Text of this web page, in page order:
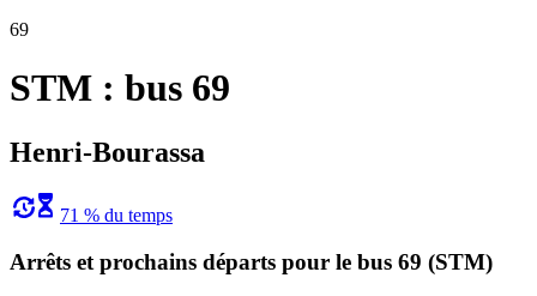
69
STM : bus 69
Henri-Bourassa
71 % du temps
Arrêts et prochains départs pour le bus 69 (STM)